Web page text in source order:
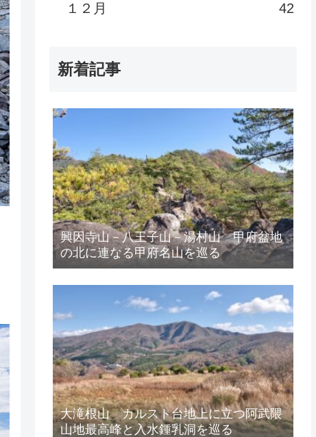
１２月 42
新着記事
興因寺山－八王子山－湯村山 甲府盆地
の北に連なる甲府名山を巡る
大滝根山 カルスト台地上に立つ阿武隈
山地最高峰と入水鍾乳洞を巡る